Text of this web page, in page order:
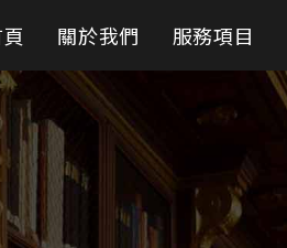
關於我們 服務項目